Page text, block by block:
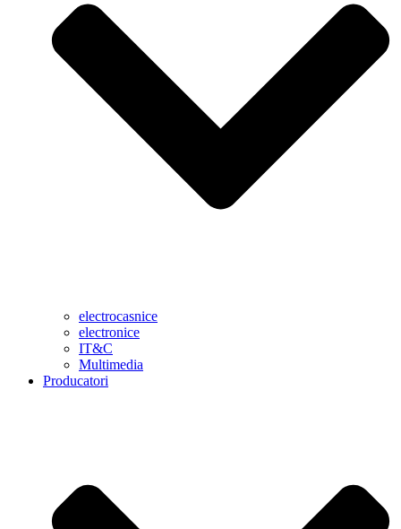
electrocasnice
electronice
IT&C
Multimedia
Producatori